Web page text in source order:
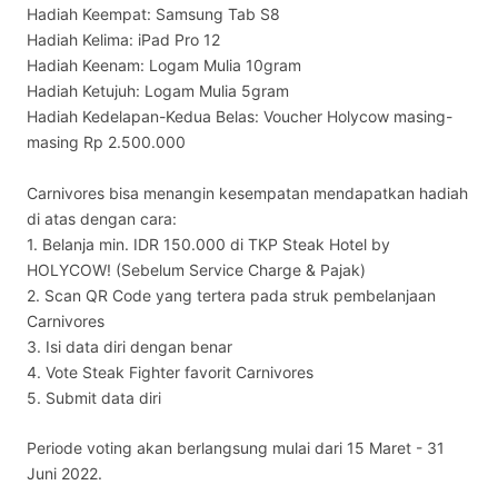
Hadiah Keempat: Samsung Tab S8
Hadiah Kelima: iPad Pro 12
Hadiah Keenam: Logam Mulia 10gram
Hadiah Ketujuh: Logam Mulia 5gram
Hadiah Kedelapan-Kedua Belas: Voucher Holycow masing-
masing Rp 2.500.000
Carnivores bisa menangin kesempatan mendapatkan hadiah
di atas dengan cara:
1. Belanja min. IDR 150.000 di TKP Steak Hotel by
HOLYCOW! (Sebelum Service Charge & Pajak)
2. Scan QR Code yang tertera pada struk pembelanjaan
Carnivores
3. Isi data diri dengan benar
4. Vote Steak Fighter favorit Carnivores
5. Submit data diri
Periode voting akan berlangsung mulai dari 15 Maret - 31
Juni 2022.